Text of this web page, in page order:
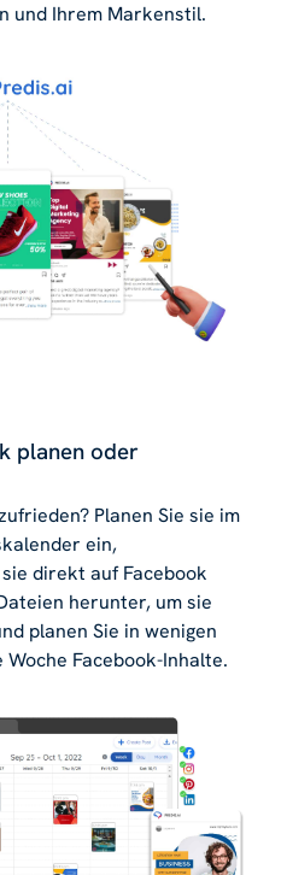
und Ihrem Markenstil.
planen oder
Planen Sie sie im
ein,
direkt auf Facebook
herunter, um sie
planen Sie in wenigen
Facebook-Inhalte.